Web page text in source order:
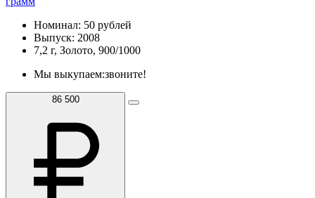
Номинал: 50 рублей
Выпуск: 2008
7,2 г, Золото, 900/1000
Мы выкупаем:звоните!
86 500